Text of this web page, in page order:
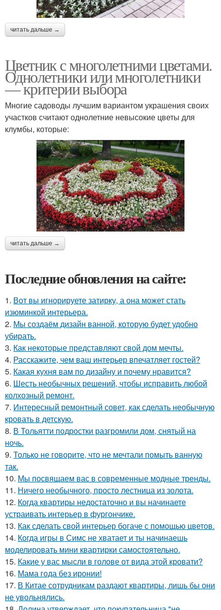
читать дальше →
Цветник с многолетними цветами.
Однолетники или многолетники
— критерии выбора
Многие садоводы лучшим вариантом украшения своих
участков считают однолетние невысокие цветы для
клумбы, которые:
читать дальше →
Последние обновления на сайте:
1. Вот вы игнорируете затирку, а она может стать
изюминкой интерьера.
2. Мы создаём дизайн ванной, которую будет удобно
убирать.
3. Как некоторые представляют свой дом мечты.
4. Расскажите, чем ваш интерьер впечатляет гостей?
5. Какая кухня вам по дизайну и почему нравится?
6. Шесть необычных решений, чтобы исправить любой
колхозный ремонт.
7. Интересный ремонтный совет, как сделать необычную
кровать в детскую.
8. В Тольятти подростки разгромили дом, снятый на
ночь.
9. Только не говорите, что не мечтали помыть ванную
так.
10. Мы посвящаем вас в современные модные тренды.
11. Ничего необычного, просто лестница из золота.
12. Когда квартиры недостаточно и вы начинаете
устраивать интерьер в фургончике.
13. Как сделать свой интерьер богаче с помощью цветов.
14. Когда игры в Симс не хватает и ты начинаешь
моделировать мини квартирки самостоятельно.
15. Какие у вас мысли в голове от вида этой кровати?
16. Мама года без иронии!
17. В Китае сотрудникам раздают квартиры, лишь бы они
не увольнялись.